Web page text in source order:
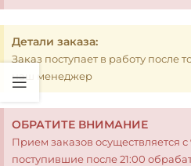
Детали заказа:
Заказ поступает в работу после
наш менеджер
ОБРАТИТЕ ВНИМАНИЕ
Прием заказов осуществляется с
поступившие после 21:00